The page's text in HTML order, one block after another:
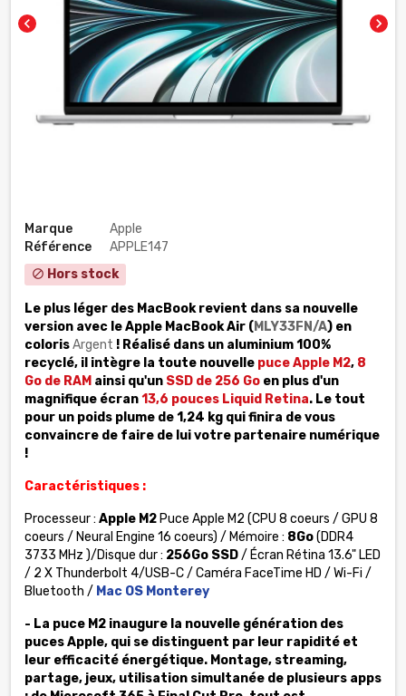
chevron_left chevron_right
Marque
Apple
Référence
APPLE147
block Hors stock
Le plus léger des MacBook revient dans sa nouvelle
version avec le Apple MacBook Air (MLY33FN/A) en
colorisArgent ! Réalisé dans un aluminium 100%
recyclé, il intègre la toute nouvelle puce Apple M2, 8
Go de RAM ainsi qu'un SSD de 256 Go en plus d'un
magnifique écran13,6 pouces Liquid Retina. Le tout
pour un poids plume de 1,24 kg qui finira de vous
convaincre de faire de lui votre partenaire numérique
!
Caractéristiques :
Processeur : Apple M2 Puce Apple M2 (CPU 8 coeurs / GPU 8
coeurs / Neural Engine 16 coeurs) / Mémoire : 8Go(DDR4
3733 MHz )/Disque dur : 256Go SSD/ Écran Rétina 13.6" LED
/ 2 X Thunderbolt 4/USB-C / Caméra FaceTime HD / Wi-Fi /
Bluetooth / Mac OS Monterey
- La puce M2 inaugure la nouvelle génération des
puces Apple, qui se distinguent par leur rapidité et
leur efficacité énergétique. Montage, streaming,
partage, jeux, utilisation simul­tanée de plusieurs apps